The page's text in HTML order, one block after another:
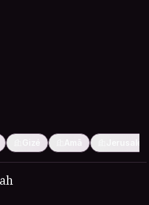
Gizé Amã